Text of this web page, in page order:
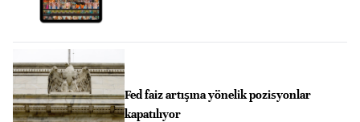
Fed faiz artışına yönelik pozisyonlar
kapatılıyor